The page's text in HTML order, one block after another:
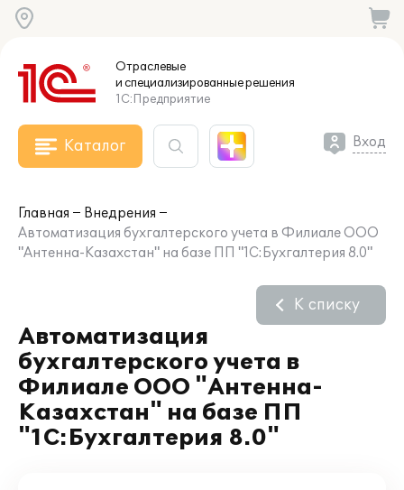
Отраслевые
и специализированныерешения
1С:Предприятие
Каталог Вход
Главная
Внедрения
Автоматизация бухгалтерского учета в Филиале ООО
"Антенна-Казахстан" на базе ПП "1С:Бухгалтерия 8.0"
Автоматизация
бухгалтерского учета в
Филиале ООО "Антенна-
Казахстан" на базе ПП
"1С:Бухгалтерия 8.0"
К списку